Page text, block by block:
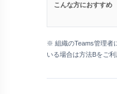
こんな方におすすめ
※ 組織のTeams管理者
いる場合は方法Bをご利